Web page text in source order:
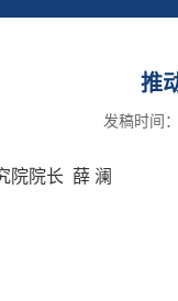
推
发稿时间
院长 薛 澜